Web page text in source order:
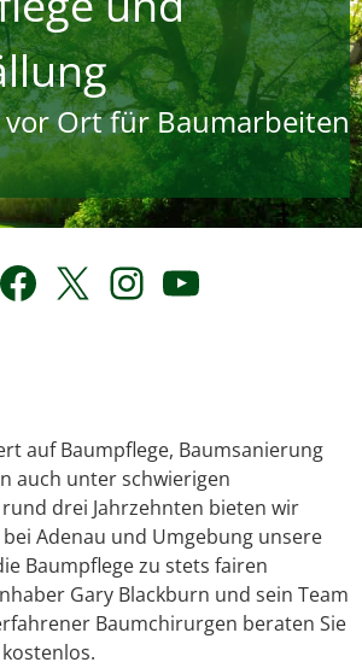
Ort für Baumarbeiten
Facebook
X Instagram
YouTube
auf Baumpflege, Baumsanierung
auch unter schwierigen
drei Jahrzehnten bieten wir
Adenau und Umgebung unsere
Baumpflege zu stets fairen
Gary Blackburn und sein Team
Baumchirurgen beraten Sie